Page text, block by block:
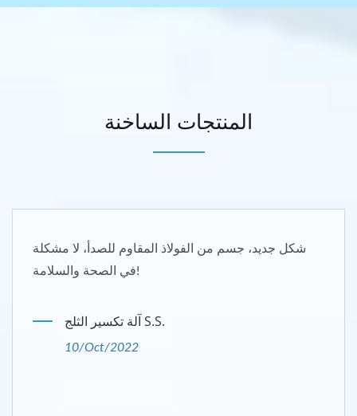
المنتجات الساخنة
شكل جديد، جسم من الفولاذ المقاوم للصدأ، لا مشكلة
في الصحة والسلامة!
آلة تكسير الثلج S.S.
10/Oct/2022